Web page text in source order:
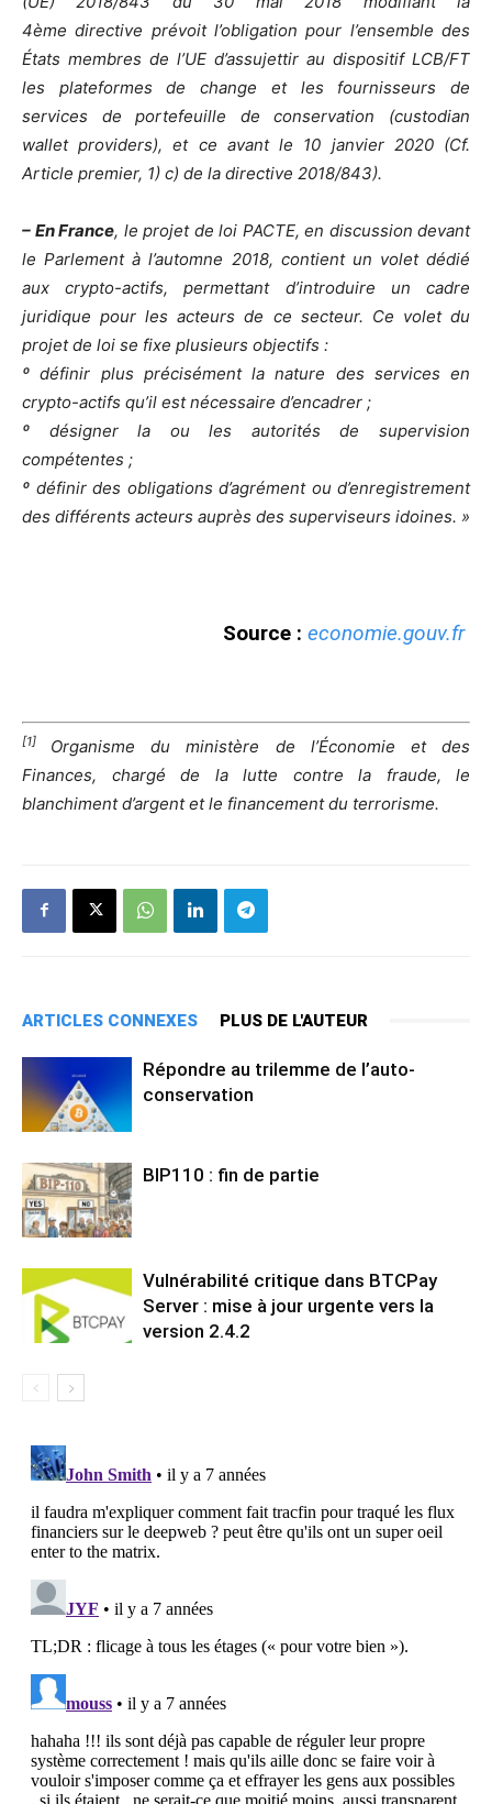
4ème directive prévoit l’obligation pour l’ensemble des
États membres de l’UE d’assujettir au dispositif LCB/FT
les plateformes de change et les fournisseurs de
services de portefeuille de conservation (custodian
wallet providers), et ce avant le 10 janvier 2020 (Cf.
Article premier, 1) c) de la directive 2018/843).
– En France, le projet de loi PACTE, en discussion devant
le Parlement à l’automne 2018, contient un volet dédié
aux crypto-actifs, permettant d’introduire un cadre
juridique pour les acteurs de ce secteur. Ce volet du
projet de loi se fixe plusieurs objectifs :
º définir plus précisément la nature des services en
crypto-actifs qu’il est nécessaire d’encadrer ;
º désigner la ou les autorités de supervision
compétentes ;
º définir des obligations d’agrément ou d’enregistrement
des différents acteurs auprès des superviseurs idoines. »
Source : economie.gouv.fr
[1] Organisme du ministère de l’Économie et des
Finances, chargé de la lutte contre la fraude, le
blanchiment d’argent et le financement du terrorisme.
ARTICLES CONNEXES PLUS DE L'AUTEUR
Répondre au trilemme de l’auto-
conservation
BIP110 : fin de partie
Vulnérabilité critique dans BTCPay
Server : mise à jour urgente vers la
version 2.4.2